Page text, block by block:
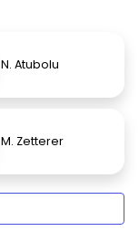
N. Atubolu
M. Zetterer